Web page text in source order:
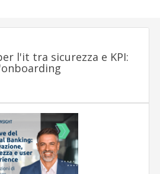
l'it tra sicurezza e KPI: